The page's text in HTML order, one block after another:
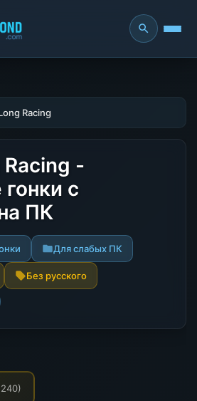
Racing
-
с
ПК
Для слабых ПК
Без русского